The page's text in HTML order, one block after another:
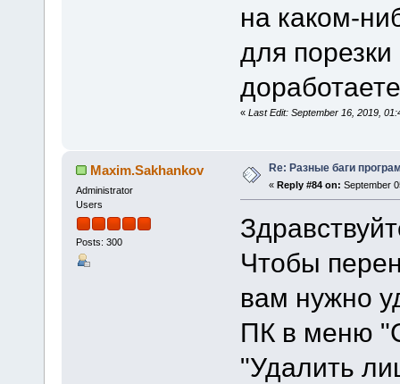
на каком-
для
« Last Edit: September 16, 2019,
Maxim.Sakhankov
Administrator
Users
Posts: 300
Re: Разные баги
« Reply #84 on: September
Чтобы
вам нужно
ПК в меню
"Удалить